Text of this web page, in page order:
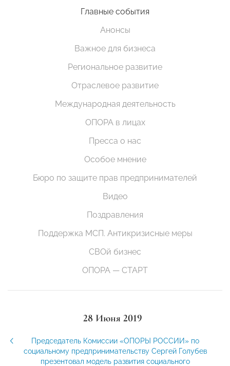
Главные события
Анонсы
Важное для бизнеса
Региональное развитие
Отраслевое развитие
Международная деятельность
ОПОРА в лицах
Пресса о нас
Особое мнение
Бюро по защите прав предпринимателей
Видео
Поздравления
Поддержка МСП. Антикризисные меры
СВОй бизнес
ОПОРА — СТАРТ
28 Июня 2019
Председатель Комиссии «ОПОРЫ РОССИИ» по
социальному предпринимательству Сергей Голубев
презентовал модель развития социального